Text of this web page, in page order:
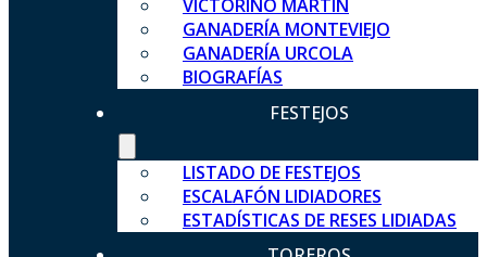
VICTORINO MARTÍN
GANADERÍA MONTEVIEJO
GANADERÍA URCOLA
BIOGRAFÍAS
FESTEJOS
LISTADO DE FESTEJOS
ESCALAFÓN LIDIADORES
ESTADÍSTICAS DE RESES LIDIADAS